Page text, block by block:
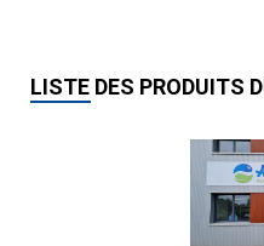
LISTE DES PRODUITS